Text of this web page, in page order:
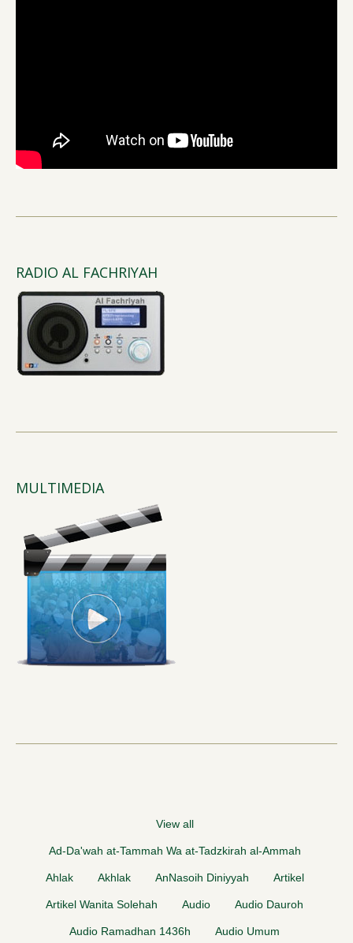
RADIO AL FACHRIYAH
MULTIMEDIA
View all
Ad-Da'wah at-Tammah Wa at-Tadzkirah al-Ammah
Ahlak Akhlak AnNasoih Diniyyah Artikel
Artikel Wanita Solehah Audio Audio Dauroh
Audio Ramadhan 1436h Audio Umum